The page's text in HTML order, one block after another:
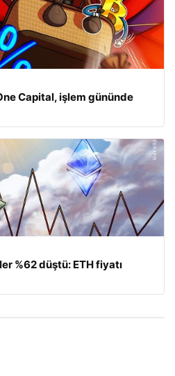
Capital, işlem gününde
%62 düştü: ETH fiyatı